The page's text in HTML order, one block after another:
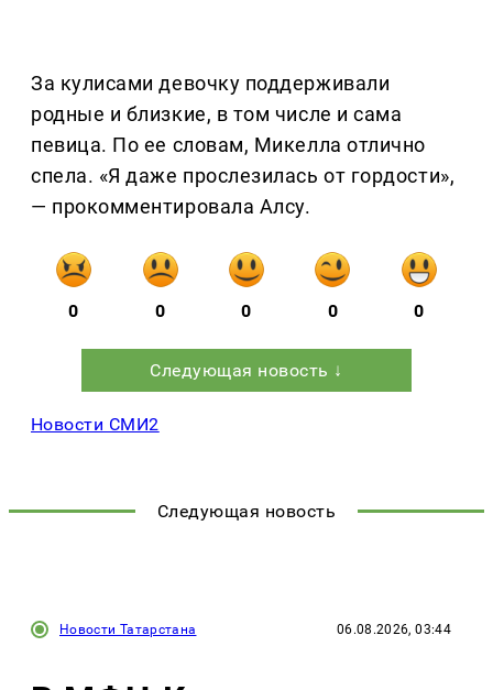
За кулисами девочку поддерживали
родные и близкие, в том числе и сама
певица. По ее словам, Микелла отлично
спела. «Я даже прослезилась от гордости»,
— прокомментировала Алсу.
0 0 0 0 0
Следующая новость ↓
Новости СМИ2
Следующая новость
Новости Татарстана 06.08.2026, 03:44